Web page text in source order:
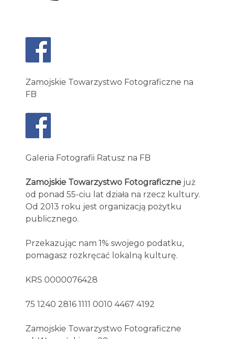
Zamojskie Towarzystwo Fotograficzne na
FB
Galeria Fotografii Ratusz na FB
Zamojskie Towarzystwo Fotograficzne już
od ponad 55-ciu lat działa na rzecz kultury.
Od 2013 roku jest organizacją pożytku
publicznego.
Przekazując nam 1% swojego podatku,
pomagasz rozkręcać lokalną kulturę.
KRS 0000076428
75 1240 2816 1111 0010 4467 4192
Zamojskie Towarzystwo Fotograficzne